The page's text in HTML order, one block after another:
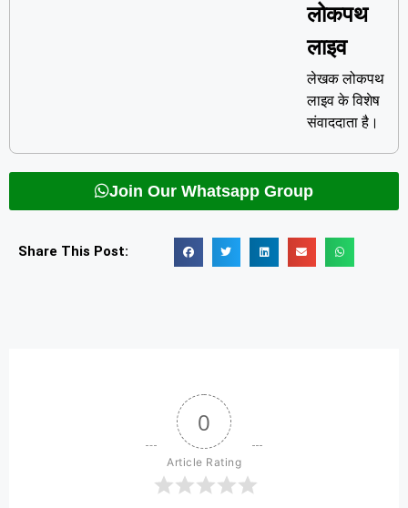
लोकपथ
लाइव
लेखक लोकपथ
लाइव के विशेष
संवाददाता है।
Join Our Whatsapp Group
Share This Post:
0
Article Rating